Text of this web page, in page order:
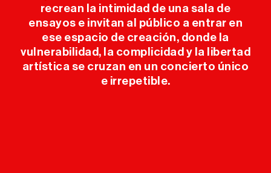
recrean la intimidad de una sala de
ensayos e invitan al público a entrar en
ese espacio de creación, donde la
vulnerabilidad, la complicidad y la libertad
artística se cruzan en un concierto único
e irrepetible.